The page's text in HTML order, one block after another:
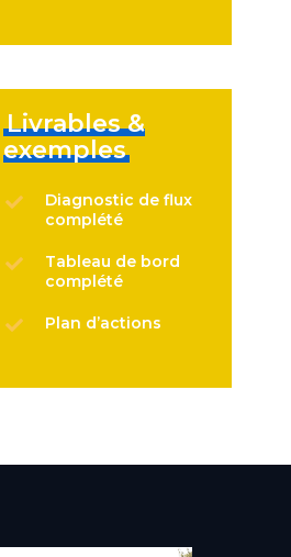
Livrables &
exemples
Diagnostic de flux
complété
Tableau de bord
complété
Plan d’actions